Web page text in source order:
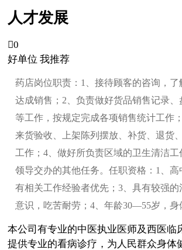
人才发展
0
好单位 我推荐
药店岗位职责：1、接待顾客的咨询，
达成销售；2、负责做好货品销售记录
等工作，按规定完成各项销售统计工作
来货验收、上架陈列摆放、补货、退货
工作；4、做好所负责区域的卫生清洁工
领导交办的其他任务。任职资格：1、高
有相关工作经验者优先；3、具有较强的
意识，吃苦耐劳；4、年龄30—55岁，身
本公司有专业的中医执业医师及西医临
提供专业的看病诊疗，为人民群众身体